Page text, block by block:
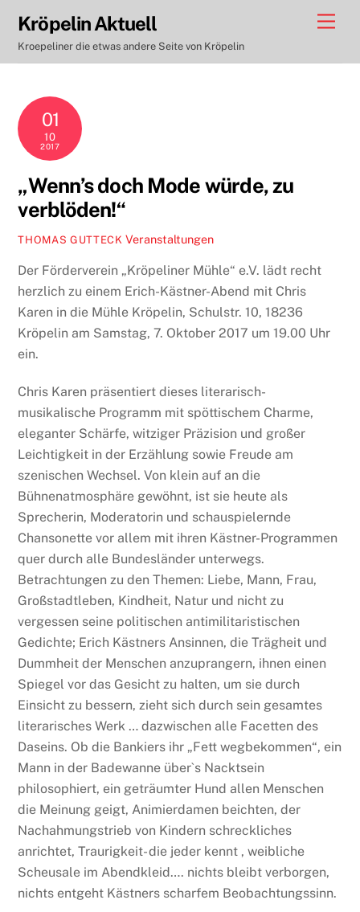
content
Kröpelin Aktuell
Kroepeliner die etwas andere Seite von Kröpelin
01
10
2017
„Wenn’s doch Mode würde, zu
verblöden!“
THOMAS GUTTECK Veranstaltungen
Der Förderverein „Kröpeliner Mühle“ e.V. lädt recht
herzlich zu einem Erich-Kästner-Abend mit Chris
Karen in die Mühle Kröpelin, Schulstr. 10, 18236
Kröpelin am Samstag, 7. Oktober 2017 um 19.00 Uhr
ein.
Chris Karen präsentiert dieses literarisch-
musikalische Programm mit spöttischem Charme,
eleganter Schärfe, witziger Präzision und großer
Leichtigkeit in der Erzählung sowie Freude am
szenischen Wechsel. Von klein auf an die
Bühnenatmosphäre gewöhnt, ist sie heute als
Sprecherin, Moderatorin und schauspielernde
Chansonette vor allem mit ihren Kästner-Programmen
quer durch alle Bundesländer unterwegs.
Betrachtungen zu den Themen: Liebe, Mann, Frau,
Großstadtleben, Kindheit, Natur und nicht zu
vergessen seine politischen antimilitaristischen
Gedichte; Erich Kästners Ansinnen, die Trägheit und
Dummheit der Menschen anzuprangern, ihnen einen
Spiegel vor das Gesicht zu halten, um sie durch
Einsicht zu bessern, zieht sich durch sein gesamtes
literarisches Werk … dazwischen alle Facetten des
Daseins. Ob die Bankiers ihr „Fett wegbekommen“, ein
Mann in der Badewanne über`s Nacktsein
philosophiert, ein geträumter Hund allen Menschen
die Meinung geigt, Animierdamen beichten, der
Nachahmungstrieb von Kindern schreckliches
anrichtet, Traurigkeit- die jeder kennt , weibliche
Scheusale im Abendkleid…. nichts bleibt verborgen,
nichts entgeht Kästners scharfem Beobachtungssinn.